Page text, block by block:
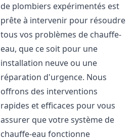
de plombiers expérimentés est
prête à intervenir pour résoudre
tous vos problèmes de chauffe-
eau, que ce soit pour une
installation neuve ou une
réparation d'urgence. Nous
offrons des interventions
rapides et efficaces pour vous
assurer que votre système de
chauffe-eau fonctionne